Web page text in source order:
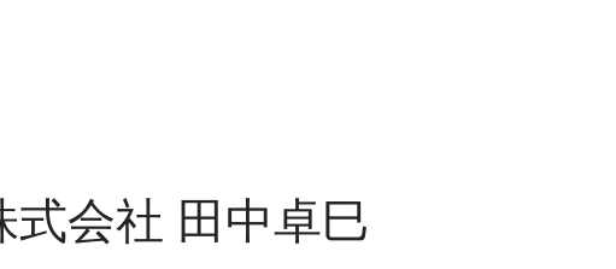
会社 田中卓巳